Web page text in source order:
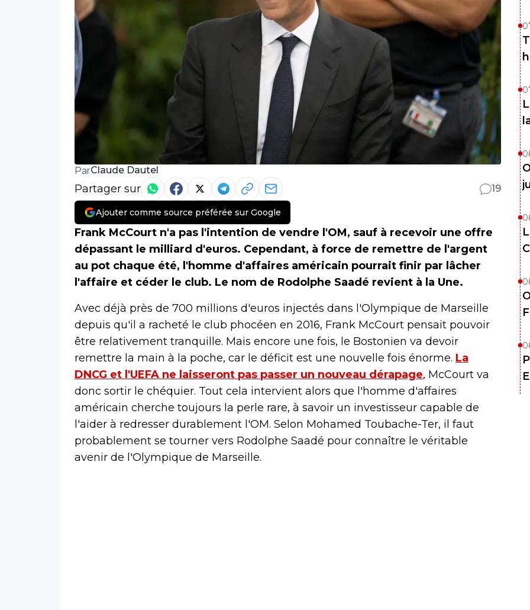
ParClaude Dautel
Partager sur 19
Ajouter comme source préférée sur Google
Frank McCourt n'a pas l'intention de vendre l'OM, sauf à recevoir une offre
dépassant le milliard d'euros. Cependant, à force de remettre de l'argent
au pot chaque été, l'homme d'affaires américain pourrait finir par lâcher
l'affaire et céder le club. Le nom de Rodolphe Saadé revient à la Une.
Avec déjà près de 700 millions d'euros injectés dans l'Olympique de Marseille
depuis qu'il a racheté le club phocéen en 2016, Frank McCourt pensait pouvoir
être relativement tranquille. Mais encore une fois, le Bostonien va devoir
remettre la main à la poche, car le déficit est une nouvelle fois énorme. La
DNCG et l'UEFA ne laisseront pas passer un nouveau dérapage, McCourt va
donc sortir le chéquier. Tout cela intervient alors que l'homme d'affaires
américain cherche toujours la perle rare, à savoir un investisseur capable de
l'aider à redresser durablement l'OM. Selon Mohamed Toubache-Ter, il faut
probablement se tourner vers Rodolphe Saadé pour connaître le véritable
avenir de l'Olympique de Marseille.